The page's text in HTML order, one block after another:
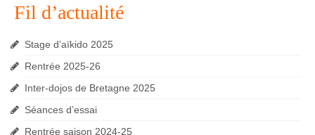
Fil d’actualité
Stage d’aïkido 2025
Rentrée 2025-26
Inter-dojos de Bretagne 2025
Séances d’essai
Rentrée saison 2024-25